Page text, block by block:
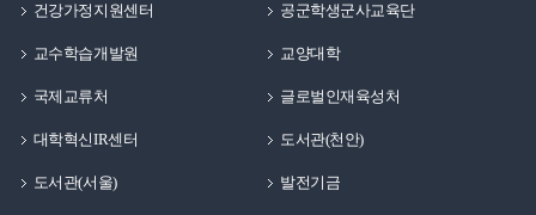
건강가정지원센터 공군학생군사교육단
교수학습개발원 교양대학
국제교류처 글로벌인재육성처
대학혁신IR센터 도서관(천안)
도서관(서울) 발전기금